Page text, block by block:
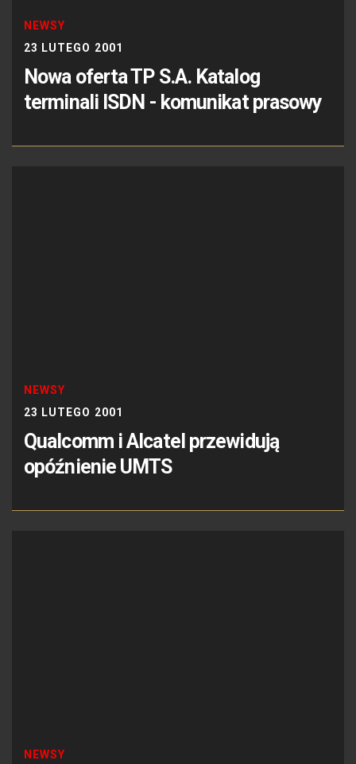
NEWSY
23 LUTEGO 2001
Nowa oferta TP S.A. Katalog
terminali ISDN - komunikat prasowy
NEWSY
23 LUTEGO 2001
Qualcomm i Alcatel przewidują
opóźnienie UMTS
NEWSY